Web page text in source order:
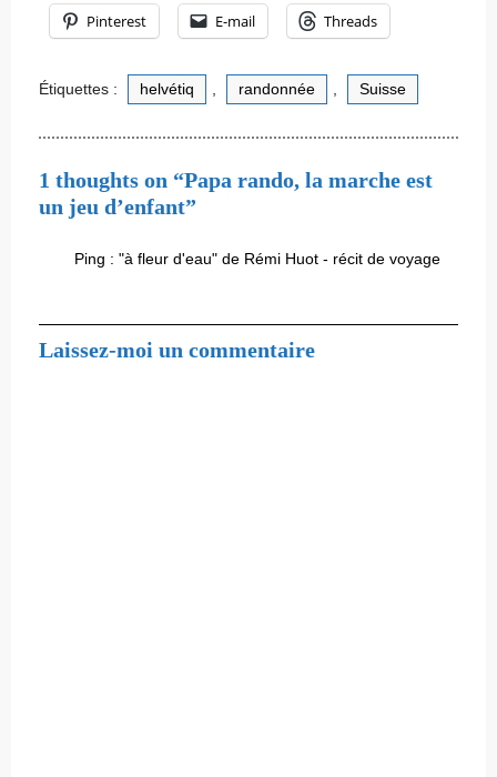
Pinterest E-mail Threads
Étiquettes : helvétiq , randonnée , Suisse
1 thoughts on “Papa rando, la marche est
un jeu d’enfant”
Ping : "à fleur d'eau" de Rémi Huot - récit de voyage
Laissez-moi un commentaire